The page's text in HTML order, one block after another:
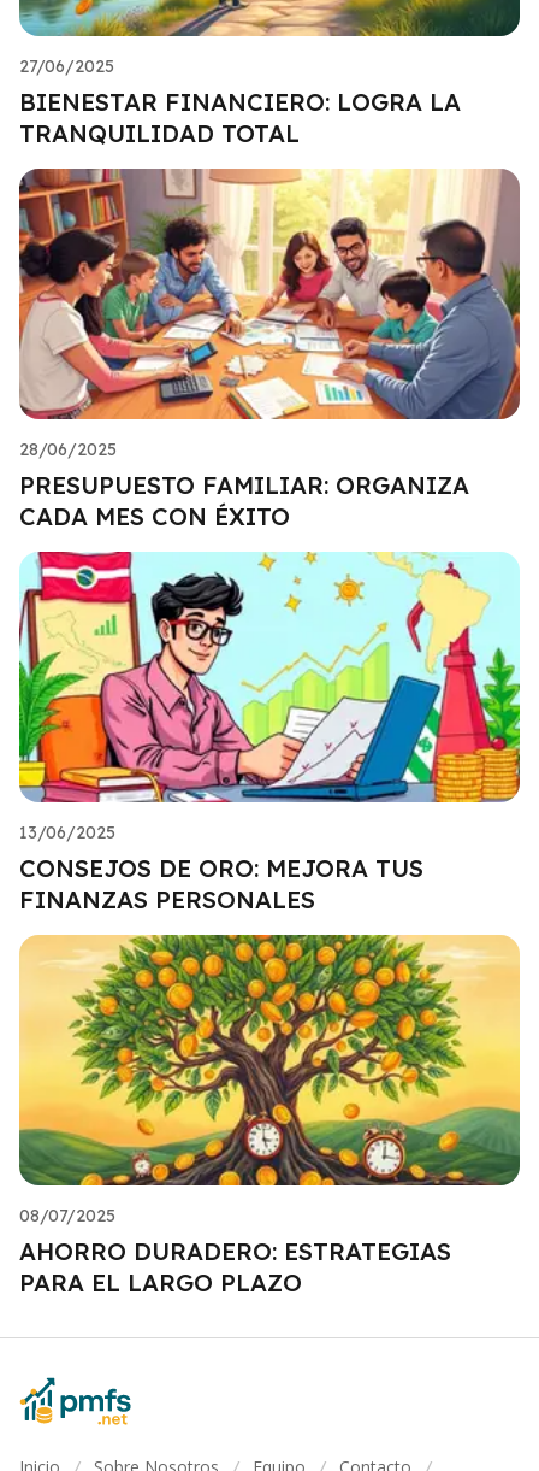
27/06/2025
BIENESTAR FINANCIERO: LOGRA LA
TRANQUILIDAD TOTAL
28/06/2025
PRESUPUESTO FAMILIAR: ORGANIZA
CADA MES CON ÉXITO
13/06/2025
CONSEJOS DE ORO: MEJORA TUS
FINANZAS PERSONALES
08/07/2025
AHORRO DURADERO: ESTRATEGIAS
PARA EL LARGO PLAZO